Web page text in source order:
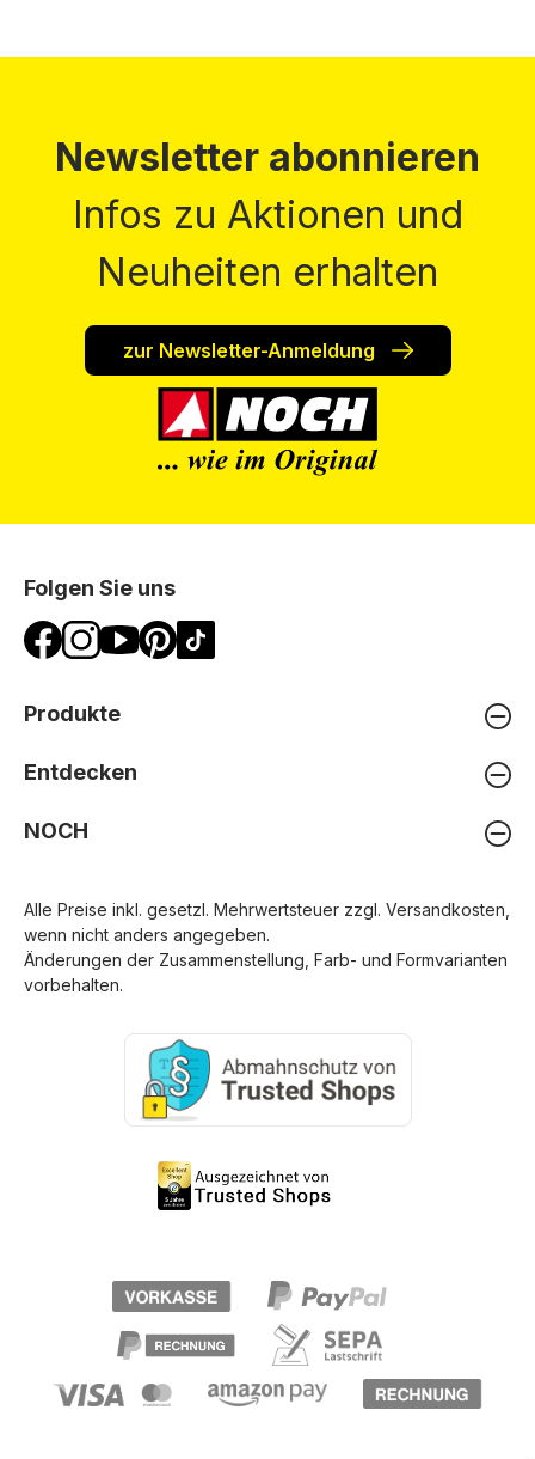
Newsletter abonnieren
Infos zu Aktionen und
Neuheiten erhalten
zur Newsletter-Anmeldung
Folgen Sie uns
Produkte
Entdecken
NOCH
Alle Preise inkl. gesetzl. Mehrwertsteuer zzgl. Versandkosten
wenn nicht anders angegeben.
Änderungen der Zusammenstellung, Farb- und Formvarianten
vorbehalten.